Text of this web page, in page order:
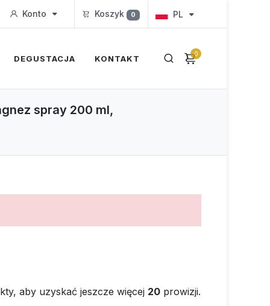
Konto Koszyk 0 PL
0
DEGUSTACJA KONTAKT
spray 200 ml,
aby uzyskać jeszcze więcej 20 prowizji.